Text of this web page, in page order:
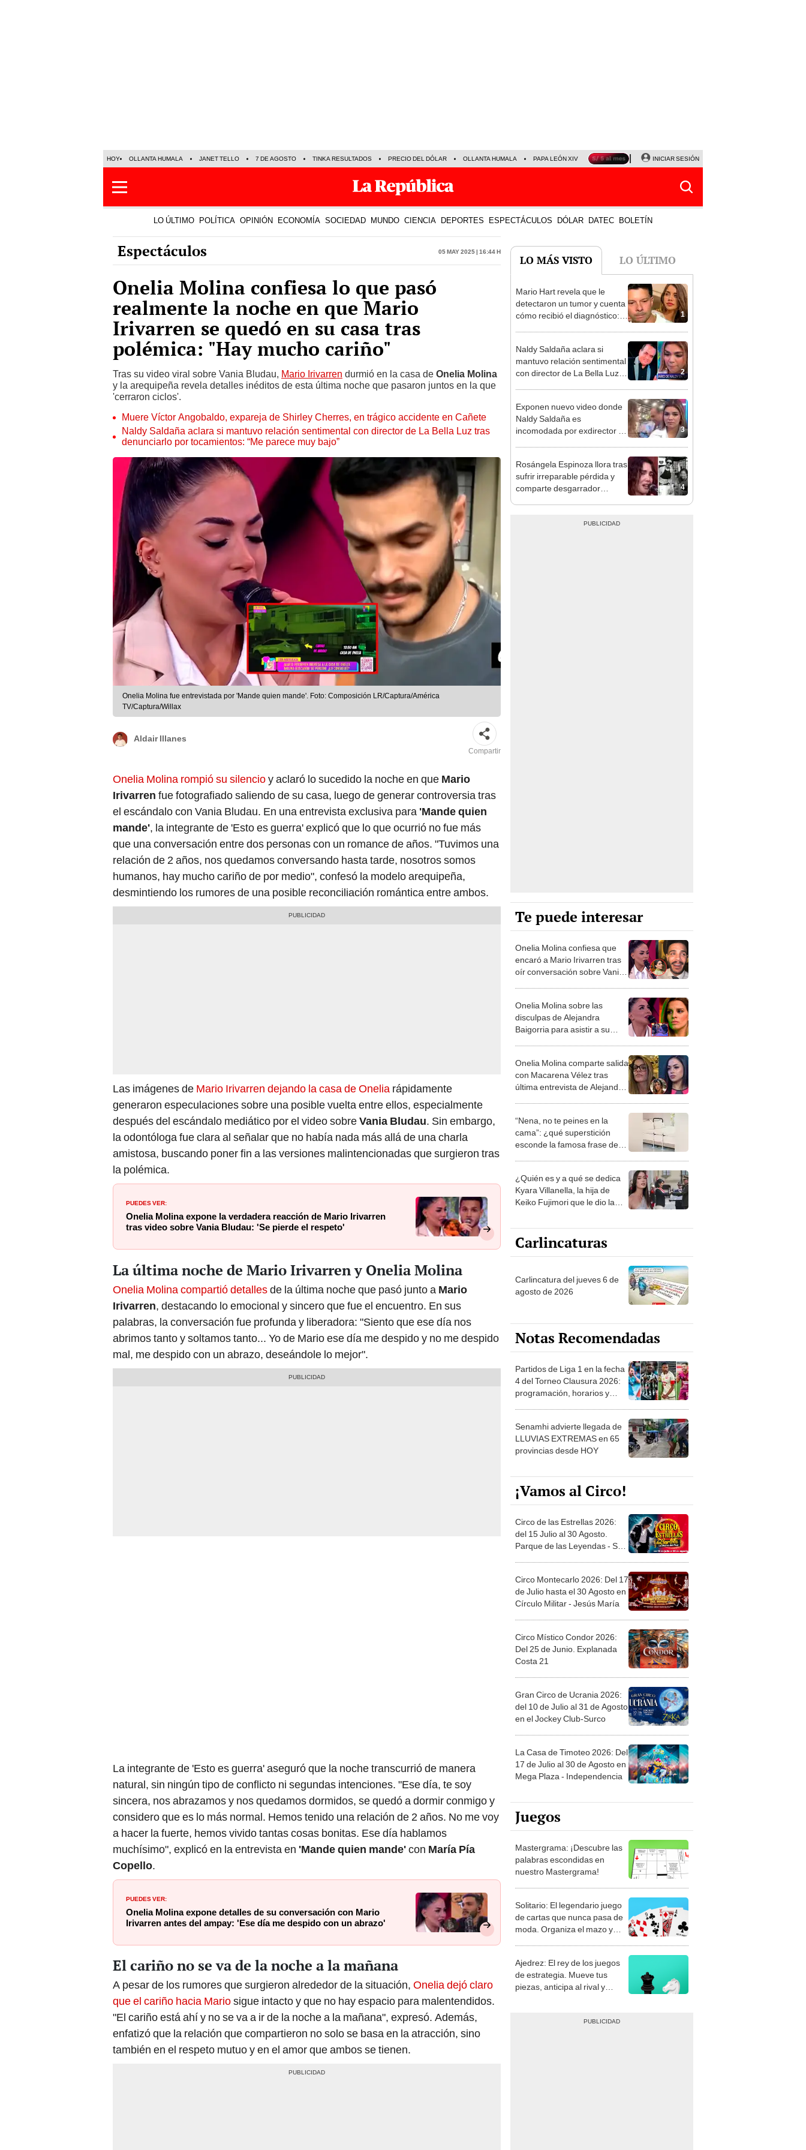
HOY OLLANTA HUMALA JANET TELLO 7 DE AGOSTO TINKA RESULTADOS PRECIO DEL DÓLAR OLLANTA HUMALA PAPA LEÓN XIV NALDY SALDAÑA LA BELLA LUZ
INICIAR SESIÓN
LO ÚLTIMO POLÍTICA OPINIÓN ECONOMÍA SOCIEDAD MUNDO CIENCIA DEPORTES ESPECTÁCULOS DÓLAR DATEC BOLETÍN
Espectáculos 05 May 2025 | 16:44 h
Onelia Molina confiesa lo que pasó
realmente la noche en que Mario
Irivarren se quedó en su casa tras
polémica: "Hay mucho cariño"
Tras su video viral sobre Vania Bludau, Mario Irivarren durmió en la casa de Onelia Molina
y la arequipeña revela detalles inéditos de esta última noche que pasaron juntos en la que
'cerraron ciclos'.
Muere Víctor Angobaldo, expareja de Shirley Cherres, en trágico accidente en Cañete
Naldy Saldaña aclara si mantuvo relación sentimental con director de La Bella Luz tras
denunciarlo por tocamientos: “Me parece muy bajo”
Onelia Molina fue entrevistada por 'Mande quien mande'. Foto: Composición LR/Captura/América
TV/Captura/Willax
Aldair Illanes
Compartir
Onelia Molina rompió su silencioy aclaró lo sucedido la noche en que Mario
Irivarren fue fotografiado saliendo de su casa, luego de generar controversia tras
el escándalo con Vania Bludau. En una entrevista exclusiva para 'Mande quien
mande', la integrante de 'Esto es guerra' explicó que lo que ocurrió no fue más
que una conversación entre dos personas con un romance de años. "Tuvimos una
relación de 2 años, nos quedamos conversando hasta tarde, nosotros somos
humanos, hay mucho cariño de por medio", confesó la modelo arequipeña,
desmintiendo los rumores de una posible reconciliación romántica entre ambos.
Las imágenes de Mario Irivarren dejando la casa de Onelia rápidamente
generaron especulaciones sobre una posible vuelta entre ellos, especialmente
después del escándalo mediático por el video sobreVania Bludau. Sin embargo,
la odontóloga fue clara al señalar que no había nada más allá de una charla
amistosa, buscando poner fin a las versiones malintencionadas que surgieron tras
la polémica.
PUEDES VER:
Onelia Molina expone la verdadera reacción de Mario Irivarren
tras video sobre Vania Bludau: 'Se pierde el respeto'
La última noche de Mario Irivarren y Onelia Molina
Onelia Molina compartió detallesde la última noche que pasó junto a Mario
Irivarren, destacando lo emocional y sincero que fue el encuentro. En sus
palabras, la conversación fue profunda y liberadora: "Siento que ese día nos
abrimos tanto y soltamos tanto... Yo de Mario ese día me despido y no me despido
mal, me despido con un abrazo, deseándole lo mejor".
La integrante de 'Esto es guerra' aseguró que la noche transcurrió de manera
natural, sin ningún tipo de conflicto ni segundas intenciones. "Ese día, te soy
sincera, nos abrazamos y nos quedamos dormidos, se quedó a dormir conmigo y
considero que es lo más normal. Hemos tenido una relación de 2 años. No me voy
a hacer la fuerte, hemos vivido tantas cosas bonitas. Ese día hablamos
muchísimo", explicó en la entrevista en 'Mande quien mande'con María Pía
Copello.
PUEDES VER:
Onelia Molina expone detalles de su conversación con Mario
Irivarren antes del ampay: 'Ese día me despido con un abrazo'
El cariño no se va de la noche a la mañana
A pesar de los rumores que surgieron alrededor de la situación, Onelia dejó claro
que el cariño hacia Mariosigue intacto y que no hay espacio para malentendidos.
"El cariño está ahí y no se va a ir de la noche a la mañana", expresó. Además,
enfatizó que la relación que compartieron no solo se basa en la atracción, sino
también en el respeto mutuo y en el amor que ambos se tienen.
LO MÁS VISTO LO ÚLTIMO
1
Mario Hart revela que le
detectaron un tumor y cuenta
cómo recibió el diagnóstico:
2
Naldy Saldaña aclara si
mantuvo relación sentimental
con director de La Bella Luz
bajo”
3
Exponen nuevo video donde
Naldy Saldaña es
incomodada por exdirector de
4
Rosángela Espinoza llora tras
sufrir irreparable pérdida y
comparte desgarrador
Te puede interesar
Onelia Molina confiesa que
encaró a Mario Irivarren tras
oír conversación sobre Vania
Onelia Molina sobre las
disculpas de Alejandra
Baigorria para asistir a su
Onelia Molina comparte salida
con Macarena Vélez tras
última entrevista de Alejandra
“Nena, no te peines en la
cama”: ¿qué superstición
esconde la famosa frase de
¿Quién es y a qué se dedica
Kyara Villanella, la hija de
Keiko Fujimori que le dio la
Carlincaturas
Carlincatura del jueves 6 de
agosto de 2026
Notas Recomendadas
Partidos de Liga 1 en la fecha
4 del Torneo Clausura 2026:
programación, horarios y
Senamhi advierte llegada de
LLUVIAS EXTREMAS en 65
provincias desde HOY
¡Vamos al Circo!
Circo de las Estrellas 2026:
del 15 Julio al 30 Agosto.
Parque de las Leyendas - San
Circo Montecarlo 2026: Del 17
de Julio hasta el 30 Agosto en
Círculo Militar - Jesús María
Circo Místico Condor 2026:
Del 25 de Junio. Explanada
Costa 21
Gran Circo de Ucrania 2026:
del 10 de Julio al 31 de Agosto
en el Jockey Club-Surco
La Casa de Timoteo 2026: Del
17 de Julio al 30 de Agosto en
Mega Plaza - Independencia
Juegos
Mastergrama: ¡Descubre las
palabras escondidas en
nuestro Mastergrama!
Solitario: El legendario juego
de cartas que nunca pasa de
moda. Organiza el mazo y
Ajedrez: El rey de los juegos
de estrategia. Mueve tus
piezas, anticipa al rival y